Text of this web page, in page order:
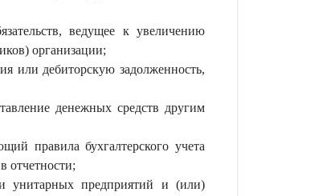
ведущее к увеличению
организации;
или дебиторскую задолженность,
денежных средств другим
правила бухгалтерского учета
отчетности;
унитарных предприятий и (или)